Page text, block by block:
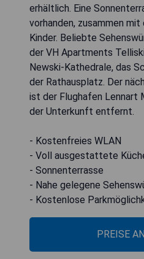
erhältlich. Eine
vorhanden, zusammen
Kinder. Beliebte
der VH Apartments
Newski-Kathedrale, das
der Rathausplatz. Der
ist der Flughafen Lennart
der Unterkunft entfernt.
- Kostenfreies WLAN
- Voll ausgestattete
- Sonnenterrasse
- Nahe gelegene
- Kostenlose
PREISE